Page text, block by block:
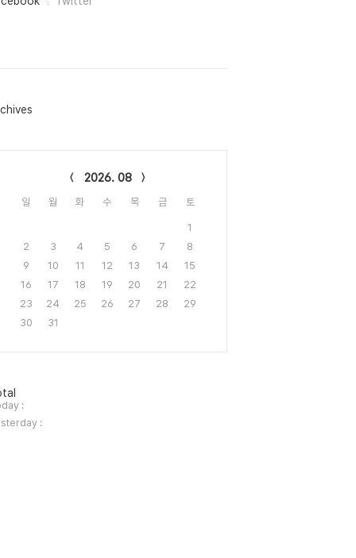
2026. 08
일 월 화 수 목 금 토
1
2
3 4 5 6 7
8
9
10 11 12 13 14
15
16
17 18 19 20 21
22
23
24 25 26 27 28
29
30
31
:
: